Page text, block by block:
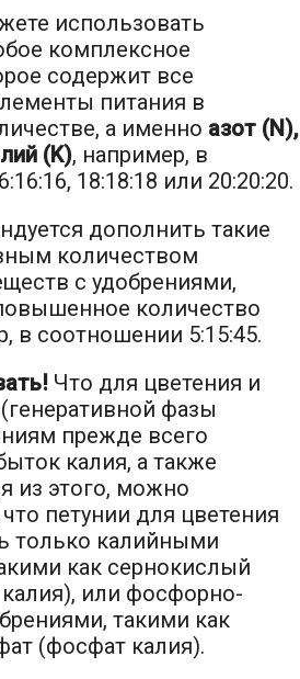
использовать
комплексное
содержит все
питания в
а именно азот (N),
(K), например, в
18:18:18 или 20:20:20.
дополнить такие
количеством
с удобрениями,
количество
в соотношении 5:15:45.
Что для цветения и
фазы
прежде всего
калия, а также
из этого, можно
петунии для цветения
только калийными
как сернокислый
или фосфорно-
такими как
(фосфат калия).